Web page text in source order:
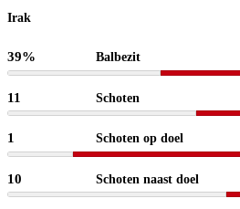
Irak
39% Balbezit
11 Schoten
1 Schoten op doel
10 Schoten naast doel